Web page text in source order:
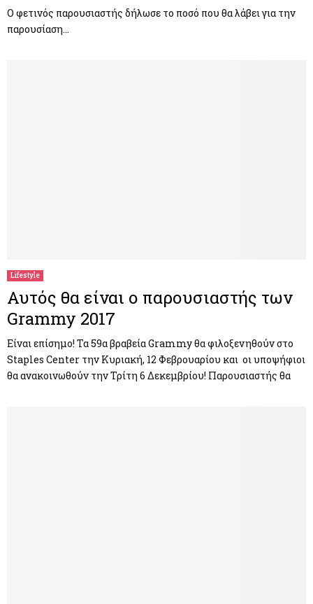
Ο φετινός παρουσιαστής δήλωσε το ποσό που θα λάβει για την
παρουσίαση…
Lifestyle
Αυτός θα είναι ο παρουσιαστής των
Grammy 2017
Είναι επίσημο! Τα 59α βραβεία Grammy θα φιλοξενηθούν στο
Staples Center την Κυριακή, 12 Φεβρουαρίου και οι υποψήφιοι
θα ανακοινωθούν την Τρίτη 6 Δεκεμβρίου! Παρουσιαστής θα